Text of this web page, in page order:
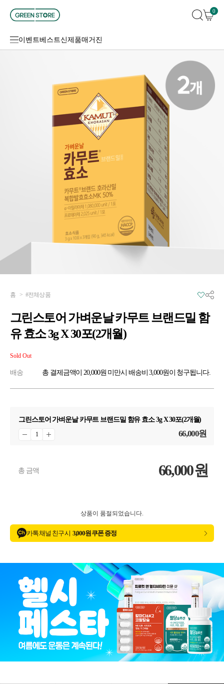
0
이벤트베스트 신제품매거진
홈 >#전체상품
그린스토어 가벼운날 카무트 브랜드밀 함
유 효소 3g X 30포(2개월)
Sold Out
배송 총 결제금액이 20,000원 미만시 배송비 3,000원이 청구됩니다.
그린스토어 가벼운날 카무트 브랜드밀 함유 효소 3g X 30포(2개월)
66,000원
총 금액 66,000원
상품이 품절되었습니다.
카톡 채널 친구 시 3,000원 쿠폰 증정